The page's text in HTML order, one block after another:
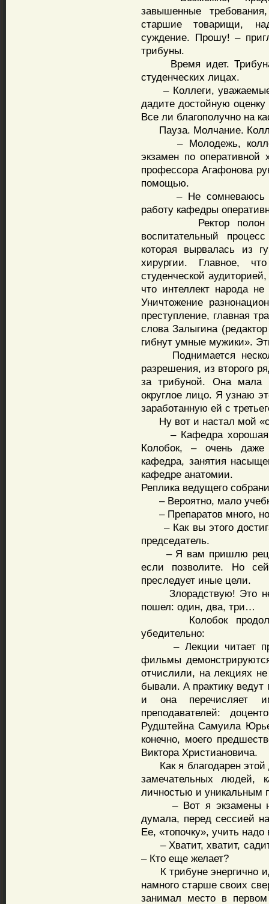
завышенные
старшие товарищи,
суждение. Прошу! –
трибуны.
Время идет. Трибуна
студенческих лицах.
– Коллеги, уважаемые
дадите достойную
Все ли благополучно на
Пауза. Молчание.
– Молодежь,
экзамен по
профессора Агафонова
помощью.
– Не сомневаюсь в
работу кафедры
Ректор полон
воспитательный
которая вырвалась из
хирургии. Главное,
студенческой
что интеллект народа
Уничтожение
преступление, главная
слова Залыгина
гибнут умные мужики».
Поднимается
разрешения, из второго
за трибуной. Она мала
округлое лицо. Я узнаю
заработанную ей с
Ну вот и настал мой
– Кафедра хорошая, –
Колобок, – очень даже
кафедра, занятия
кафедре анатомии.
Реплика ведущего
– Вероятно, мало
– Препаратов много,
– Как вы этого
председатель.
– Я вам пришлю
если позволите. Но
преследует иные цели.
Злорадствую! Это не
пошел: один, два, три…
Колобок
убедительно:
– Лекции читает
фильмы
отчислили, на лекциях
бывали. А практику ведут
и она перечисляет
преподавателей:
Рудштейна Самуила
конечно, моего
Виктора Христиановича.
Как я благодарен этой
замечательных людей,
личностью и уникальным
– Вот я экзамены не
думала, перед сессией
Ее, «топочку», учить надо
– Хватит, хватит,
– Кто еще желает?
К трибуне энергично
намного старше своих
занимал место в